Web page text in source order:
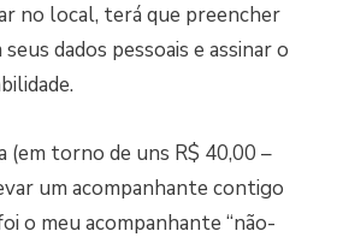
no local, terá que preencher
dados pessoais e assinar o
torno de uns R$ 40,00 –
um acompanhante contigo
o meu acompanhante “não-